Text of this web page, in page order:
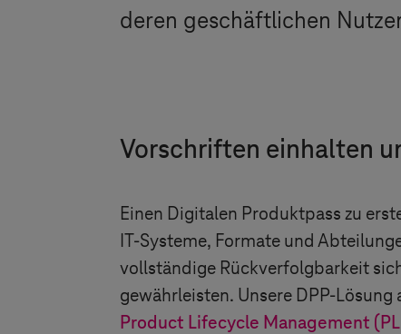
deren geschäftlichen
Vorschriften einhalten
Einen Digitalen Produktpass zu
IT-Systeme, Formate und
vollständige Rückverfolgbarkeit
gewährleisten. Unsere DPP-
Product Lifecycle Management